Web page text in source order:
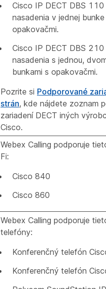
Cisco IP DECT DBS 110
nasadenia v jednej
opakovačmi.
Cisco IP DECT DBS 210
nasadenia s jednou,
bunkami s opakovačmi.
Pozrite si Podporované
strán, kde nájdete zoznam
zariadení DECT iných
Cisco.
Webex Calling podporuje
Fi:
Cisco 840
Cisco 860
Webex Calling podporuje
telefóny:
Konferenčný telefón
Konferenčný telefón